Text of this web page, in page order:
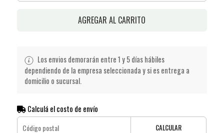
AGREGAR AL CARRITO
Los envios demorarán entre 1 y 5 días hábiles
dependiendo de la empresa seleccionada y si es entrega a
domicilio o sucursal.
Calculá el costo de envío
CALCULAR